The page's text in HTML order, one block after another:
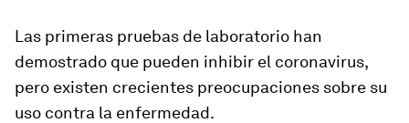
Las primeras pruebas de laboratorio han
demostrado que pueden inhibir el coronavirus,
pero existen crecientes preocupaciones sobre su
uso contra la enfermedad.